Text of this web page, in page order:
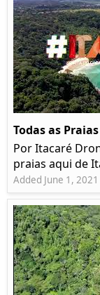
Todas as
Por Itacaré
praias aqui de
Added June 1, 2021